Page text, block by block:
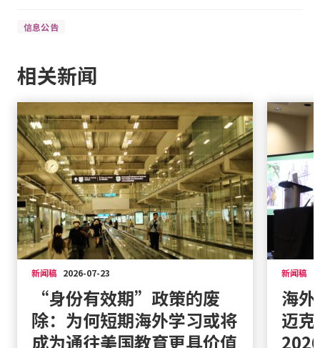
信息公告
相关新闻
新闻稿 2026-07-23
“身份有效期”政策的废
除：为何短期海外学习或将
成为通往美国教育更具价值
新闻稿
海
迈